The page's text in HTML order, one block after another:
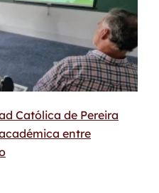
Católica de Pereira
entre